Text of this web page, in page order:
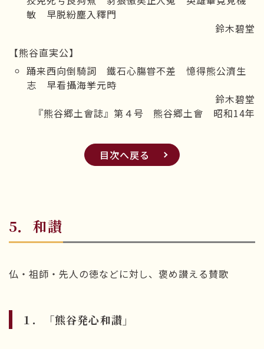
敏 早脱紛塵入釋門
鈴木碧堂
【熊谷直実公】
踊来西向倒騎詞 鐵石心膓甞不差 憶得熊公濟生
志 早看攝海挙元時
鈴木碧堂
『熊谷郷土會誌』第４号 熊谷郷土會 昭和14年
目次へ戻る
5．和讃
仏・祖師・先人の徳などに対し、褒め讃える賛歌
１．「熊谷発心和讃」